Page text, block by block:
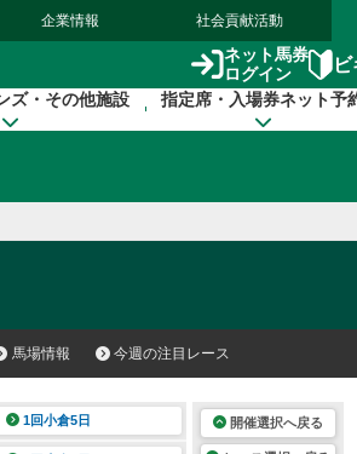
企業情報 社会貢献活動
ネット馬券
ログイン
ビ
ズ・その他施設 指定席・入場券ネット予
馬場情報 今週の注目レース
1回小倉5日 開催選択へ戻る